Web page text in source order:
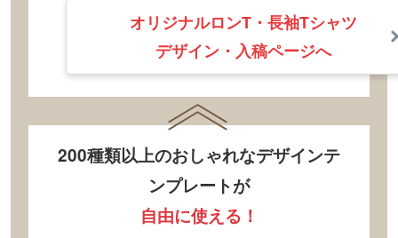
オリジナルロンT・長袖Tシャツ
デザイン・入稿ページへ
200種類以上のおしゃれなデザインテ
ンプレートが
自由に使える！